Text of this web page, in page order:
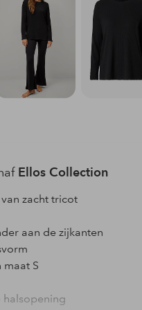
Ellos Collection
zacht tricot
aan de zijkanten
maat S
halsopening